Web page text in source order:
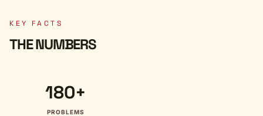
KEY FACTS
THE NUMBERS
180+
PROBLEMS